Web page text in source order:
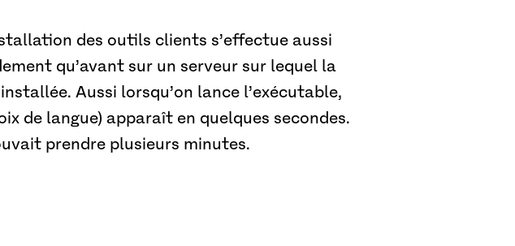
des outils clients s’effectue aussi
qu’avant sur un serveur sur lequel la
Aussi lorsqu’on lance l’exécutable,
de langue) apparaît en quelques secondes.
prendre plusieurs minutes.